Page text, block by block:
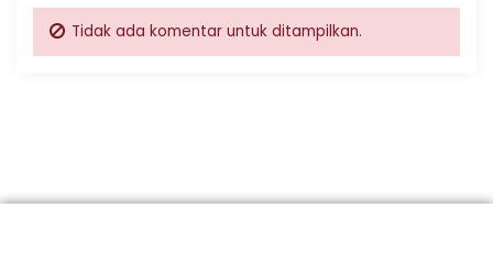
Tidak ada komentar untuk ditampilkan.